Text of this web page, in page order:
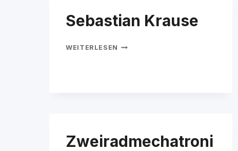
Sebastian Krause
WEITERLESEN SEBASTIAN
Zweiradmechatroni